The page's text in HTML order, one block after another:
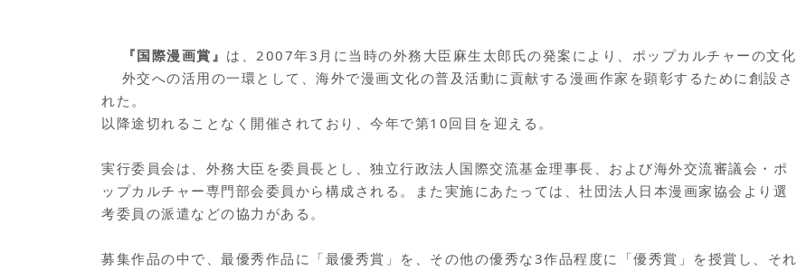
『国際漫画賞』 は、2007年3月に当時の外務大臣麻生太郎氏の発案により、ポップカルチャーの文化
外交への活用の一環として、海外で漫画文化の普及活動に貢献する漫画作家を顕彰するために創設さ
れた。
以降途切れることなく開催されており、今年で第10回目を迎える。
実行委員会は、外務大臣を委員長とし、独立行政法人国際交流基金理事長、および海外交流審議会・ポ
ップカルチャー専門部会委員から構成される。また実施にあたっては、社団法人日本漫画家協会より選
考委員の派遣などの協力がある。
募集作品の中で、最優秀作品に「最優秀賞」を、その他の優秀な3作品程度に「優秀賞」を授賞し、それ